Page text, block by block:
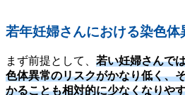
若年妊婦さんにおける染色体
まず前提として、 若い妊婦さんで
色体異常のリスクがかなり低く、
かることも相対的に少なくなりや